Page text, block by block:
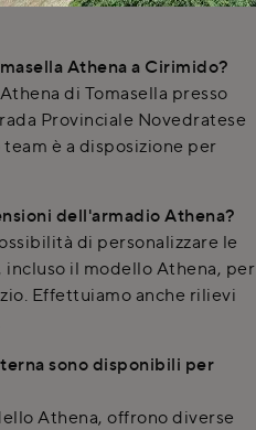
Athena a Cirimido?
di Tomasella presso
Provinciale Novedratese
è a disposizione per
dell'armadio Athena?
di personalizzare le
il modello Athena, per
Effettuiamo anche rilievi
sono disponibili per
Athena, offrono diverse